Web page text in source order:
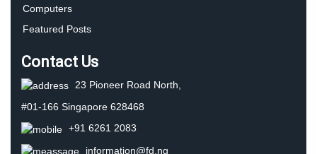
Computers
Featured Posts
Contact Us
23 Pioneer Road North,
#01-166 Singapore 628468
+91 6261 2083
information@fd.ng